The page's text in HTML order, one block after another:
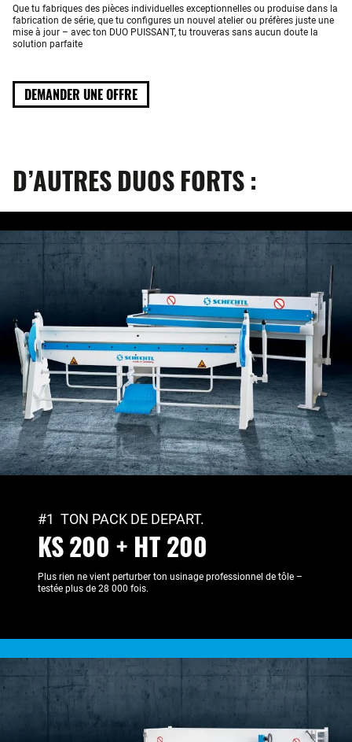
Que tu fabriques des pièces individuelles exceptionnelles ou produise dans la
fabrication de série, que tu configures un nouvel atelier ou préfères juste une
mise à jour – avec ton DUO PUISSANT, tu trouveras sans aucun doute la
solution parfaite
DEMANDER UNE OFFRE
D’AUTRES DUOS FORTS :
#1 TON PACK DE DEPART.
KS 200 + HT 200
Plus rien ne vient perturber ton usinage professionnel de tôle –
testée plus de 28 000 fois.